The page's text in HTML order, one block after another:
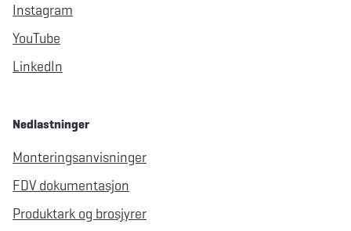
Instagram
YouTube
LinkedIn
Nedlastninger
Monteringsanvisninger
FDV dokumentasjon
Produktark og brosjyrer